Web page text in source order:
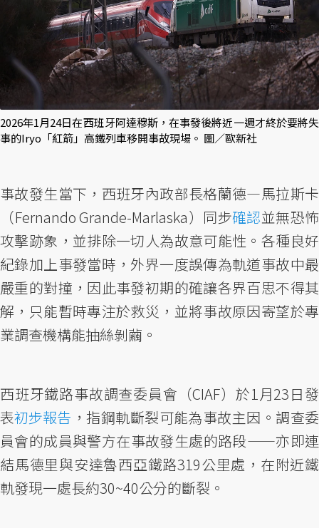
2026年1月24日在西班牙阿達穆斯，在事發後將近一週才終於要將失
事的Iryo「紅箭」高鐵列車移開事故現場。 圖／歐新社
事故發生當下，西班牙內政部長格蘭德—馬拉斯卡
（Fernando Grande-Marlaska）同步確認並無恐怖
攻擊跡象，並排除一切人為故意可能性。各種良好
紀錄加上事發當時，外界一度誤傳為軌道事故中最
嚴重的對撞，因此事發初期的確讓各界百思不得其
解，只能暫時專注於救災，並將事故原因寄望於專
業調查機構能抽絲剝繭。
西班牙鐵路事故調查委員會（CIAF）於1月23日發
表初步報告 ，指鋼軌斷裂可能為事故主因。調查委
員會的成員與警方在事故發生處的路段——亦即連
結馬德里與安達魯西亞鐵路319公里處，在附近鐵
軌發現一處長約30~40公分的斷裂。